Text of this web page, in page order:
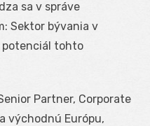
sa v správe
Sektor bývania v
potenciál tohto
Partner, Corporate
východnú Európu,